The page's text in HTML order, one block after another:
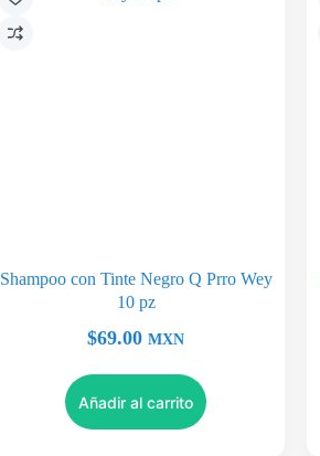
Shampoo con Tinte Negro Q Prro Wey
10 pz
$69.00 MXN
Añadir al carrito